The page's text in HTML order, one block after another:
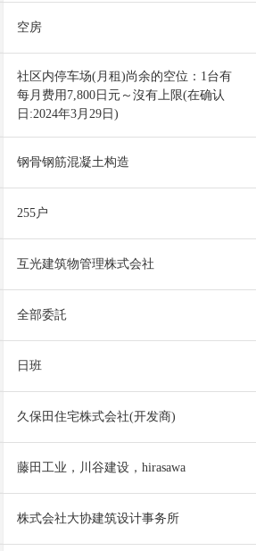
空房
社区内停车场(月租)尚余的空位：1台有
每月费用7,800日元～沒有上限(在确认
日:2024年3月29日)
钢骨钢筋混凝土构造
255户
互光建筑物管理株式会社
全部委託
日班
久保田住宅株式会社(开发商)
藤田工业，川谷建设，hirasawa
株式会社大协建筑设计事务所